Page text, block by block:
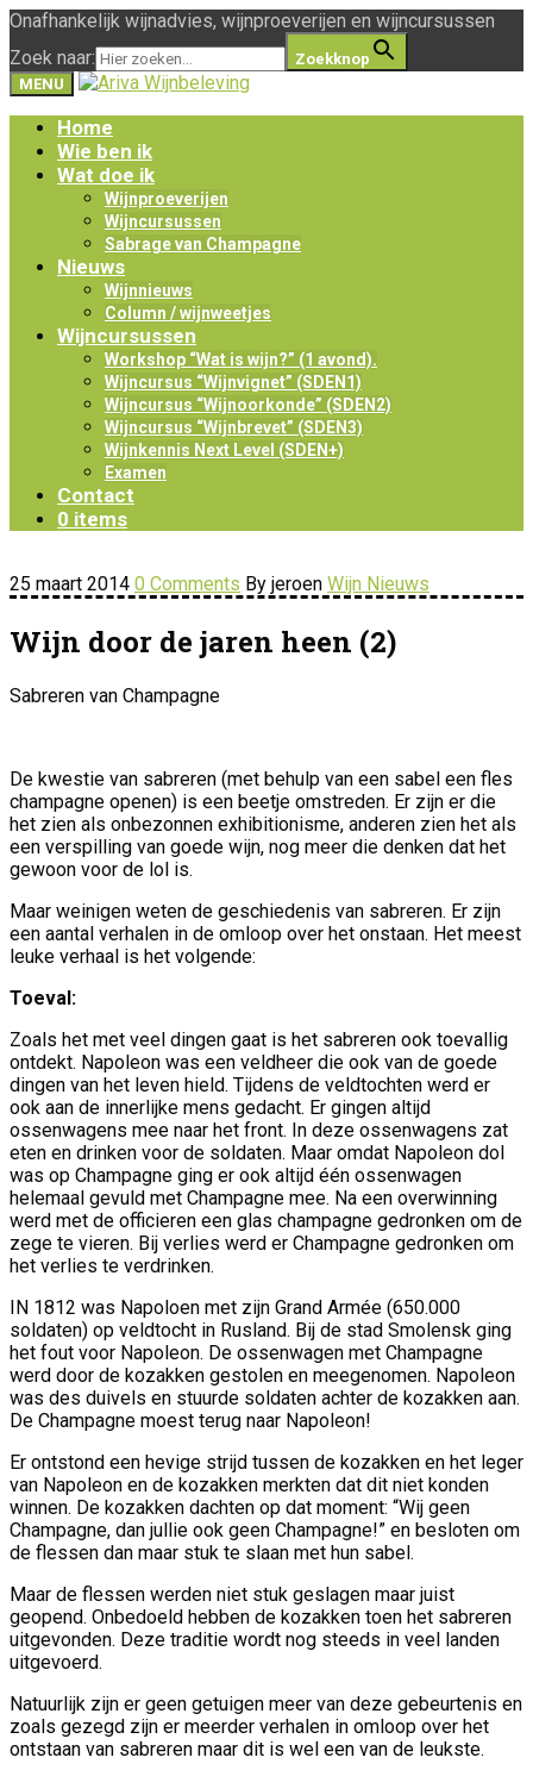
Onafhankelijk wijnadvies, wijnproeverijen en wijncursussen
Zoek naar:
Zoekknop
MENU
Home
Wie ben ik
Wat doe ik
Wijnproeverijen
Wijncursussen
Sabrage van Champagne
Nieuws
Wijnnieuws
Column / wijnweetjes
Wijncursussen
Workshop “Wat is wijn?” (1 avond).
Wijncursus “Wijnvignet” (SDEN1)
Wijncursus “Wijnoorkonde” (SDEN2)
Wijncursus “Wijnbrevet” (SDEN3)
Wijnkennis Next Level (SDEN+)
Examen
Contact
0 items
25 maart 2014 0 Comments By jeroen Wijn Nieuws
Wijn door de jaren heen (2)
Sabreren van Champagne
De kwestie van sabreren (met behulp van een sabel een fles
champagne openen) is een beetje omstreden. Er zijn er die
het zien als onbezonnen exhibitionisme, anderen zien het als
een verspilling van goede wijn, nog meer die denken dat het
gewoon voor de lol is.
Maar weinigen weten de geschiedenis van sabreren. Er zijn
een aantal verhalen in de omloop over het onstaan. Het meest
leuke verhaal is het volgende:
Toeval:
Zoals het met veel dingen gaat is het sabreren ook toevallig
ontdekt. Napoleon was een veldheer die ook van de goede
dingen van het leven hield. Tijdens de veldtochten werd er
ook aan de innerlijke mens gedacht. Er gingen altijd
ossenwagens mee naar het front. In deze ossenwagens zat
eten en drinken voor de soldaten. Maar omdat Napoleon dol
was op Champagne ging er ook altijd één ossenwagen
helemaal gevuld met Champagne mee. Na een overwinning
werd met de officieren een glas champagne gedronken om de
zege te vieren. Bij verlies werd er Champagne gedronken om
het verlies te verdrinken.
IN 1812 was Napoloen met zijn Grand Armée (650.000
soldaten) op veldtocht in Rusland. Bij de stad Smolensk ging
het fout voor Napoleon. De ossenwagen met Champagne
werd door de kozakken gestolen en meegenomen. Napoleon
was des duivels en stuurde soldaten achter de kozakken aan.
De Champagne moest terug naar Napoleon!
Er ontstond een hevige strijd tussen de kozakken en het leger
van Napoleon en de kozakken merkten dat dit niet konden
winnen. De kozakken dachten op dat moment: “Wij geen
Champagne, dan jullie ook geen Champagne!” en besloten om
de flessen dan maar stuk te slaan met hun sabel.
Maar de flessen werden niet stuk geslagen maar juist
geopend. Onbedoeld hebben de kozakken toen het sabreren
uitgevonden. Deze traditie wordt nog steeds in veel landen
uitgevoerd.
Natuurlijk zijn er geen getuigen meer van deze gebeurtenis en
zoals gezegd zijn er meerder verhalen in omloop over het
ontstaan van sabreren maar dit is wel een van de leukste.